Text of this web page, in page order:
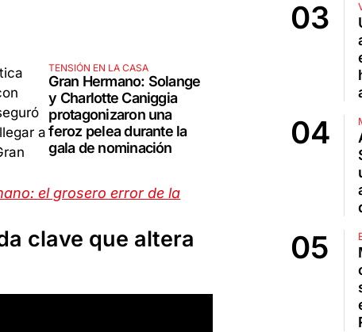
TENSIÓN EN LA CASA
Gran Hermano: Solange
y Charlotte Caniggia
protagonizaron una
feroz pelea durante la
gala de nominación
el grosero error de la
clave que altera